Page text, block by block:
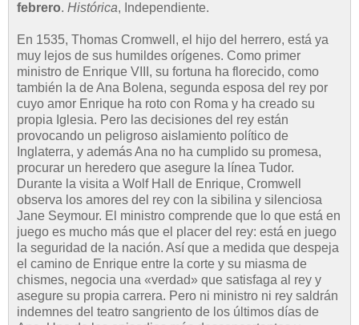
febrero. Histórica, Independiente.
En 1535, Thomas Cromwell, el hijo del herrero, está ya
muy lejos de sus humildes orígenes. Como primer
ministro de Enrique VIII, su fortuna ha florecido, como
también la de Ana Bolena, segunda esposa del rey por
cuyo amor Enrique ha roto con Roma y ha creado su
propia Iglesia. Pero las decisiones del rey están
provocando un peligroso aislamiento político de
Inglaterra, y además Ana no ha cumplido su promesa,
procurar un heredero que asegure la línea Tudor.
Durante la visita a Wolf Hall de Enrique, Cromwell
observa los amores del rey con la sibilina y silenciosa
Jane Seymour. El ministro comprende que lo que está en
juego es mucho más que el placer del rey: está en juego
la seguridad de la nación. Así que a medida que despeja
el camino de Enrique entre la corte y su miasma de
chismes, negocia una «verdad» que satisfaga al rey y
asegure su propia carrera. Pero ni ministro ni rey saldrán
indemnes del teatro sangriento de los últimos días de